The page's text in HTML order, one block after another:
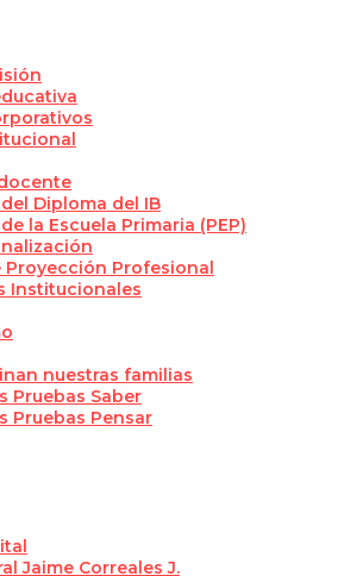
Diploma del IB
la Escuela Primaria (PEP)
Proyección Profesional
Institucionales
nuestras familias
Pruebas Saber
Pruebas Pensar
Jaime Correales J.